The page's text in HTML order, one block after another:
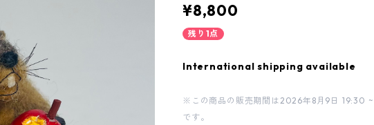
¥8,800
残り1点
International shipping available
※この商品の販売期間は2026年8月9日 19:30
です。